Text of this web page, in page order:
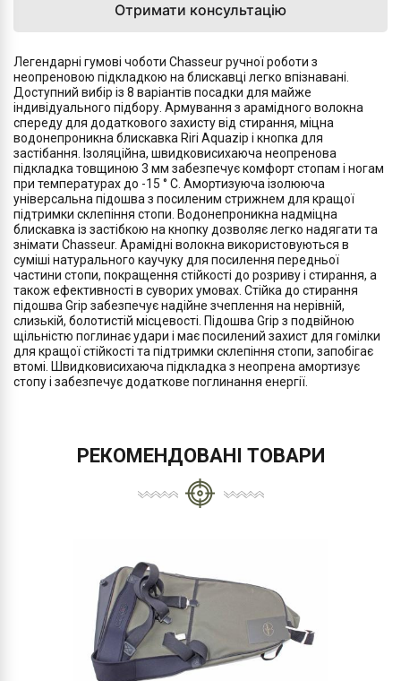
Отримати консультацію
Легендарні гумові чоботи Chasseur ручної роботи з
неопреновою підкладкою на блискавці легко впізнавані.
Доступний вибір із 8 варіантів посадки для майже
індивідуального підбору. Армування з арамідного волокна
спереду для додаткового захисту від стирання, міцна
водонепроникна блискавка Riri Aquazip і кнопка для
застібання. Ізоляційна, швидковисихаюча неопренова
підкладка товщиною 3 мм забезпечує комфорт стопам і ногам
при температурах до -15 ° C. Амортизуюча ізолююча
універсальна підошва з посиленим стрижнем для кращої
підтримки склепіння стопи. Водонепроникна надміцна
блискавка із застібкою на кнопку дозволяє легко надягати та
знімати Chasseur. Арамідні волокна використовуються в
суміші натурального каучуку для посилення передньої
частини стопи, покращення стійкості до розриву і стирання, а
також ефективності в суворих умовах. Стійка до стирання
підошва Grip забезпечує надійне зчеплення на нерівній,
слизькій, болотистій місцевості. Підошва Grip з подвійною
щільністю поглинає удари і має посилений захист для гомілки
для кращої стійкості та підтримки склепіння стопи, запобігає
втомі. Швидковисихаюча підкладка з неопрена амортизує
стопу і забезпечує додаткове поглинання енергії.
РЕКОМЕНДОВАНІ ТОВАРИ